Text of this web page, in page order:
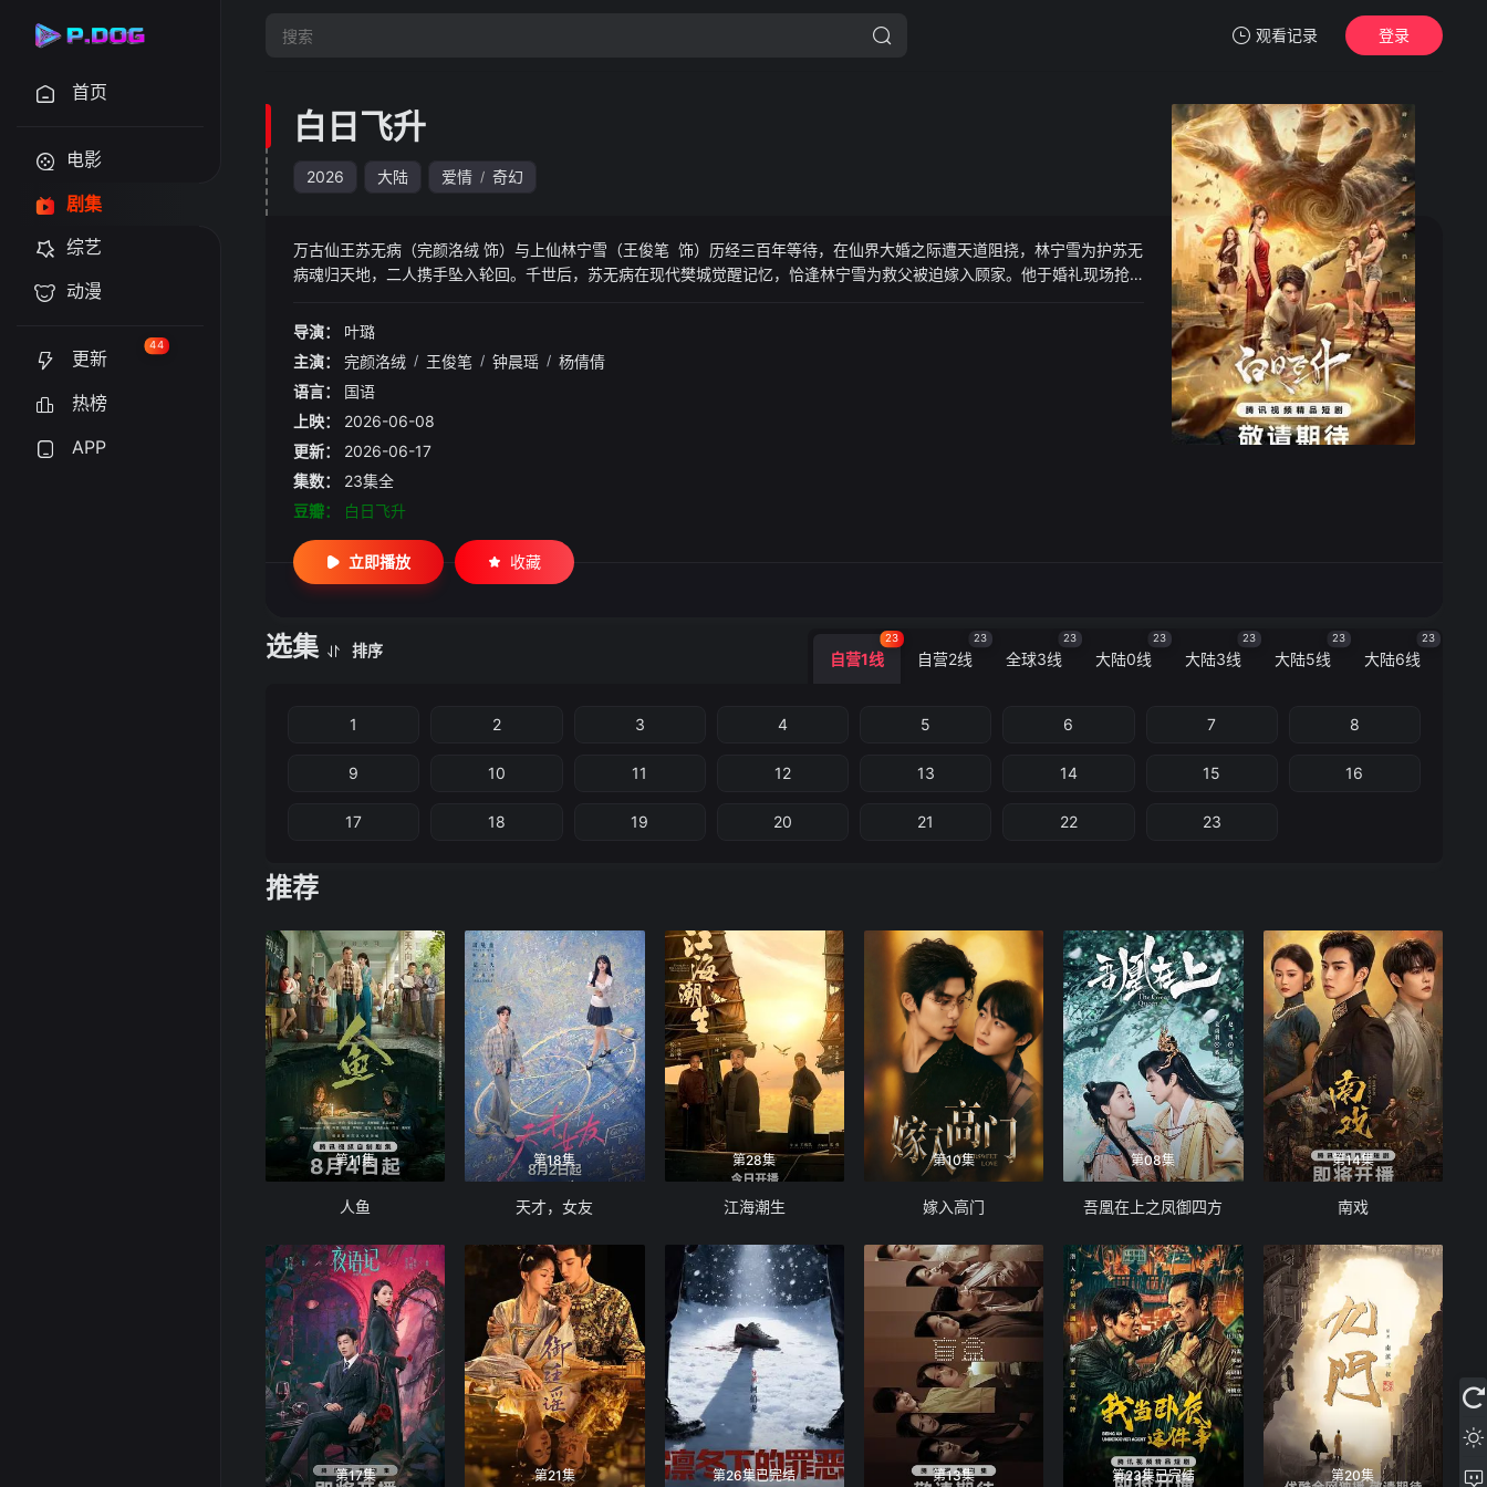
观看记录
暂无观看影片的记录
登录
首页
电影
剧集
综艺
动漫
更新
44
热榜
APP
白日飞升
2026 大陆 爱情 / 奇幻
万古仙王苏无病（完颜洛绒 饰）与上仙林宁雪（王俊笔 饰）历经三百年等待，在仙界大婚之际遭天道阻挠，林宁雪为护苏无
病魂归天地，二人携手坠入轮回。千世后，苏无病在现代樊城觉醒记忆，恰逢林宁雪为救父被迫嫁入顾家。他于婚礼现场抢
苏无病不仅要治愈林父的奇毒，应对顾家的步步紧逼，还要破解天道对林宁雪记忆的禁制。历经寻仙大会拔得仙王剑、力战
导演：
叶璐
主演：
完颜洛绒 / 王俊笔 / 钟晨瑶 / 杨倩倩
语言：
国语
上映：
2026-06-08
更新：
2026-06-17
集数：
23集全
豆瓣：
白日飞升
立即播放 收藏
选集 排序 自营1线
23
自营2线
23
全球3线
23
大陆0线
23
大陆3线
23
大陆5线
23
大陆6线
23
1 2 3 4 5 6 7 8
9 10 11 12 13 14 15 16
17 18 19 20 21 22 23
推荐
第11集
人鱼
第18集
天才，女友
第28集
江海潮生
第10集
嫁入高门
第08集
吾凰在上之凤御四方
第14集
南戏
第17集 第21集 第26集已完结 第13集 第23集已完结 第20集